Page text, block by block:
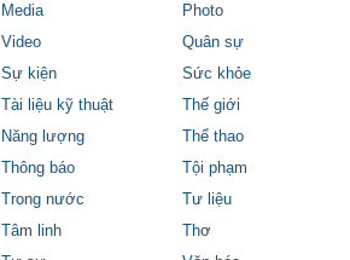
Media
Photo
Video
Quân sự
Sự kiện
Sức khỏe
Tài liệu kỹ thuật
Thế giới
Năng lượng
Thể thao
Thông báo
Tội phạm
Trong nước
Tư liệu
Tâm linh
Thơ